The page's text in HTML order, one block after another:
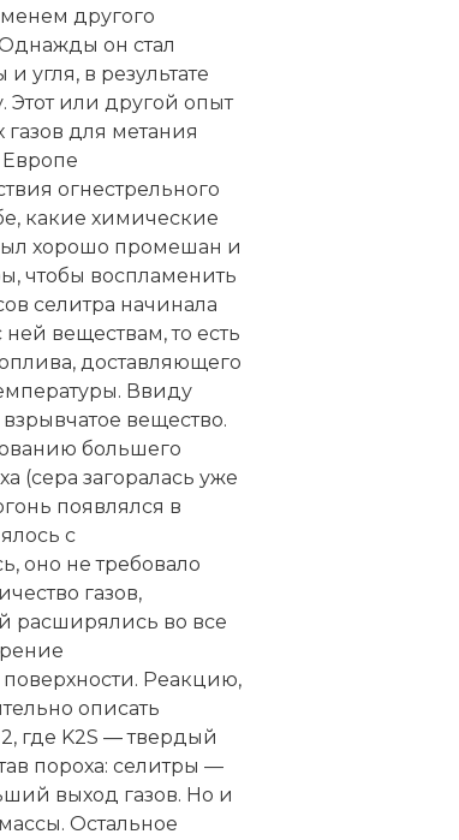
другого
он стал
угля, в результате
или другой опыт
для метания
Европе
огнестрельного
какие химические
хорошо промешан и
чтобы воспламенить
селитра начинала
веществам, то есть
доставляющего
Ввиду
вещество.
большего
(сера загоралась уже
появлялся в
с
оно не требовало
газов,
расширялись во все
Реакцию,
описать
где K2S — твердый
пороха: селитры —
выход газов. Но и
Остальное